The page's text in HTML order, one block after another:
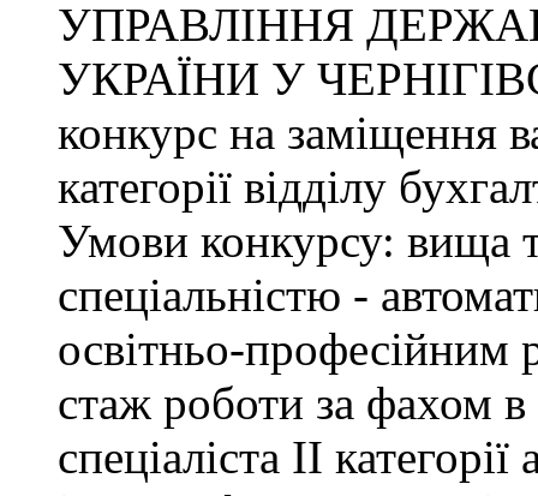
УПРАВЛІННЯ
УКРАЇНИ У
конкурс на заміщення
категорії відділу
Умови конкурсу: вища
спеціальністю -
освітньо-професійним
стаж роботи за фахом в
спеціаліста ІІ